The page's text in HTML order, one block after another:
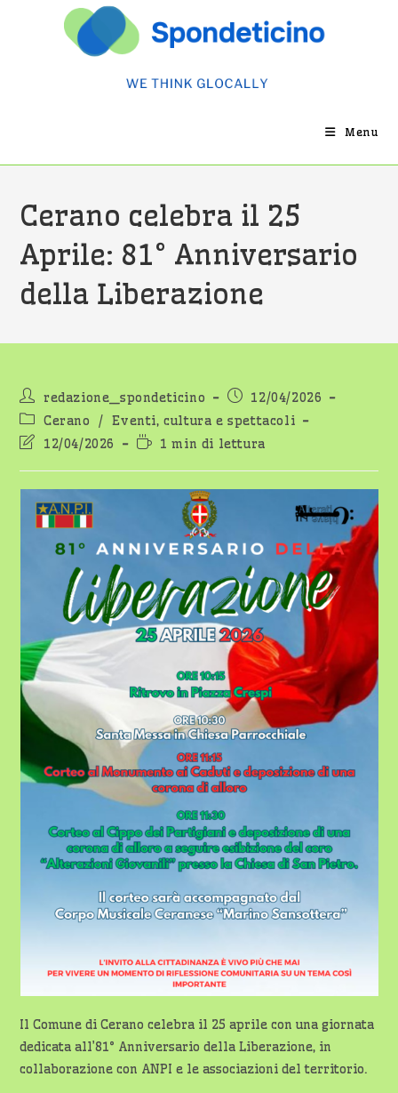
Menu
Cerano celebra il 25
Aprile: 81° Anniversario
della Liberazione
Autore
dell'articolo:
redazione_spondeticino
Articolo
pubblicato:
12/04/2026
Categoria
dell'articolo:
Cerano / Eventi, cultura e spettacoli
Ultima
dell'articolo:
12/04/2026
Tempo
lettura:
1 min di lettura
Il Comune di Cerano celebra il 25 aprile con una giornata
dedicata all’81° Anniversario della Liberazione, in
collaborazione con ANPI e le associazioni del territorio.